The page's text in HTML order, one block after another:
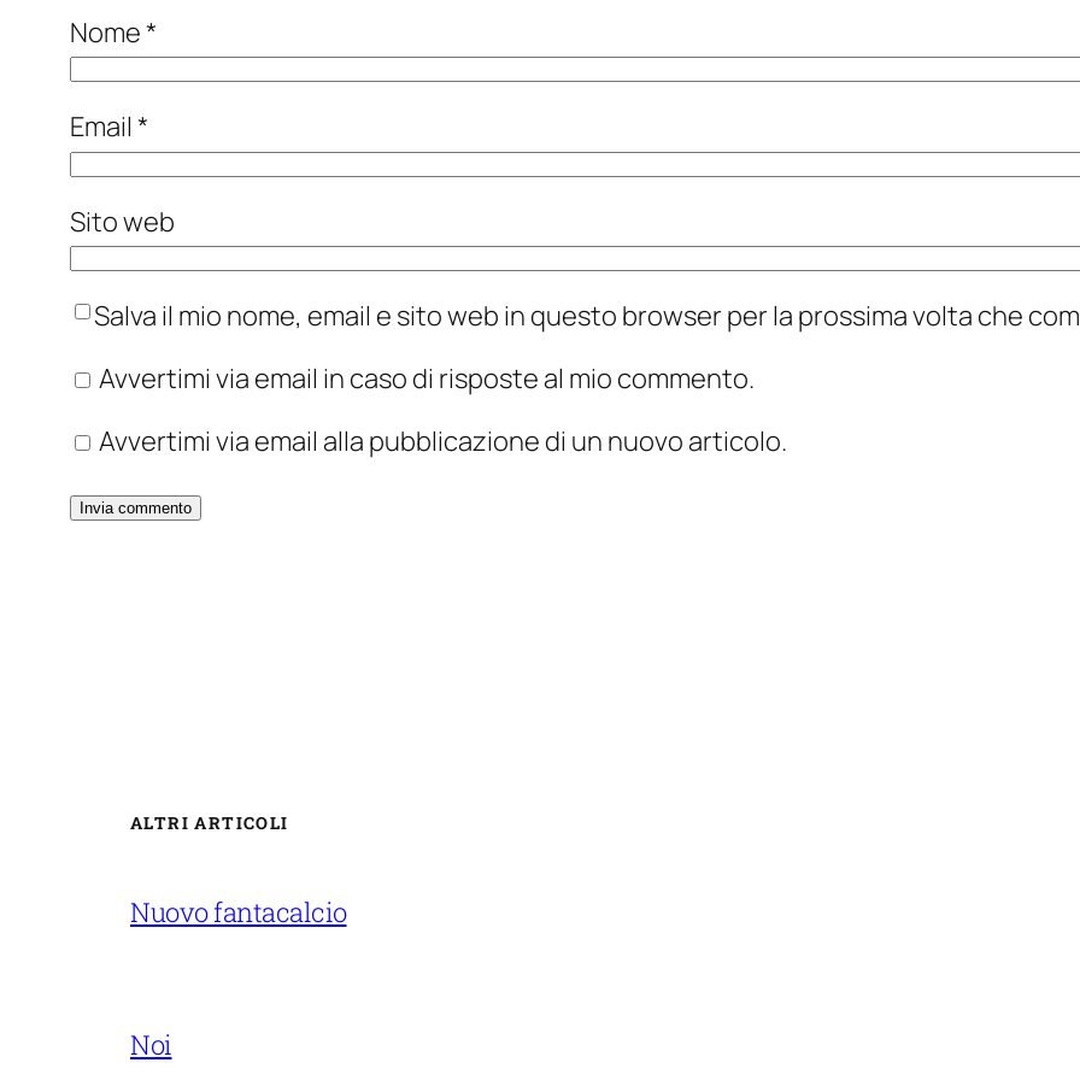
Nome*
Email *
Sito web
Salva il mio nome, email e sito web in questo browser per la prossima volta che
Avvertimi via email in caso di risposte al mio commento.
Avvertimi via email alla pubblicazione di un nuovo articolo.
ALTRI ARTICOLI
Nuovo fantacalcio
Noi